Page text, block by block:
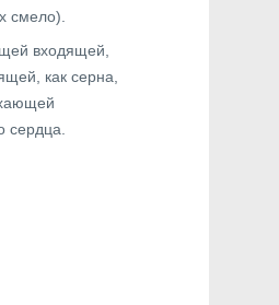
смело).
входящей,
как серна,
сердца.